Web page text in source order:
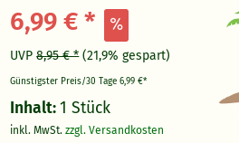
6,99 € *
UVP8,95 € * (21,9% gespart)
Günstigster Preis/30 Tage6,99 €*
Inhalt:1 Stück
inkl. MwSt.zzgl. Versandkosten